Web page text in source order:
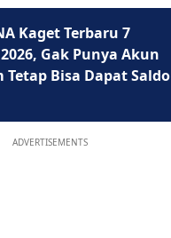
Kaget Terbaru 7
Gak Punya Akun
Tetap Bisa Dapat Saldo
ADVERTISEMENTS